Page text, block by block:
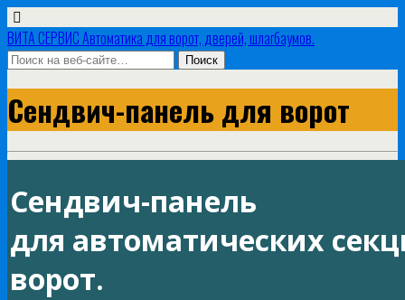
ВИТА СЕРВИС Автоматика для ворот, дверей, шлагбаумов.
Сендвич-панель для ворот
Сендвич-панель
для автоматических
ворот.